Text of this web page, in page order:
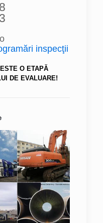
inspecţii
O ETAPĂ
DE EVALUARE!